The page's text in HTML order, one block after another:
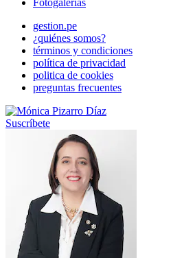
Fotogalerías
gestion.pe
¿quiénes somos?
términos y condiciones
política de privacidad
politica de cookies
preguntas frecuentes
Suscríbete